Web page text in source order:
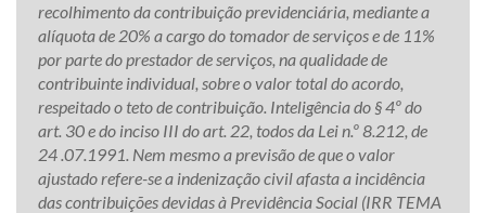
recolhimento da contribuição previdenciária, mediante a
alíquota de 20% a cargo do tomador de serviços e de 11%
por parte do prestador de serviços, na qualidade de
contribuinte individual, sobre o valor total do acordo,
respeitado o teto de contribuição. Inteligência do § 4º do
art. 30 e do inciso III do art. 22, todos da Lei n.º 8.212, de
24 .07.1991. Nem mesmo a previsão de que o valor
ajustado refere-se a indenização civil afasta a incidência
das contribuições devidas à Previdência Social (IRR TEMA